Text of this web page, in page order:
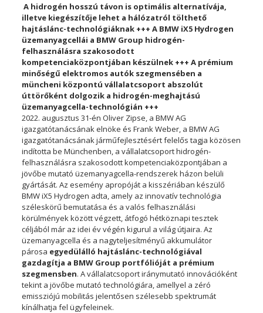
A hidrogén hosszú távon is optimális alternatívája,
illetve kiegészítője lehet a hálózatról tölthető
hajtáslánc-technológiáknak +++ A BMW iX5 Hydrogen
üzemanyagcellái a BMW Group hidrogén-
felhasználásra szakosodott
kompetenciaközpontjában készülnek +++ A prémium
minőségű elektromos autók szegmensében a
müncheni központú vállalatcsoport abszolút
úttörőként dolgozik a hidrogén-meghajtású
üzemanyagcella-technológián +++
2022. augusztus 31-én Oliver Zipse, a BMW AG
igazgatótanácsának elnöke és Frank Weber, a BMW AG
igazgatótanácsának járműfejlesztésért felelős tagja közösen
indította be Münchenben, a vállalatcsoport hidrogén-
felhasználásra szakosodott kompetenciaközpontjában a
jövőbe mutató üzemanyagcella-rendszerek házon belüli
gyártását. Az esemény apropóját a kisszériában készülő
BMW iX5 Hydrogen adta, amely az innovatív technológia
széleskörű bemutatása és a valós felhasználási
körülmények között végzett, átfogó hétköznapi tesztek
céljából már az idei év végén kigurul a világ útjaira. Az
üzemanyagcella és a nagyteljesítményű akkumulátor
párosa egyedülálló hajtáslánc-technológiával
gazdagítja a BMW Group portfólióját a prémium
szegmensben. A vállalatcsoport iránymutató innovációként
tekint a jövőbe mutató technológiára, amellyel a zéró
emissziójú mobilitás jelentősen szélesebb spektrumát
kínálhatja fel ügyfeleinek.